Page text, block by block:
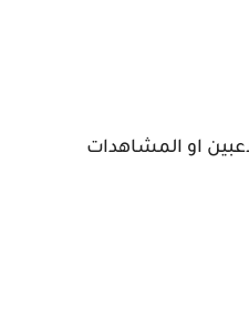
او المشاهدات